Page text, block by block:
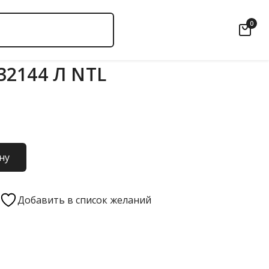
0
Л NTL
Добавить в список желаний